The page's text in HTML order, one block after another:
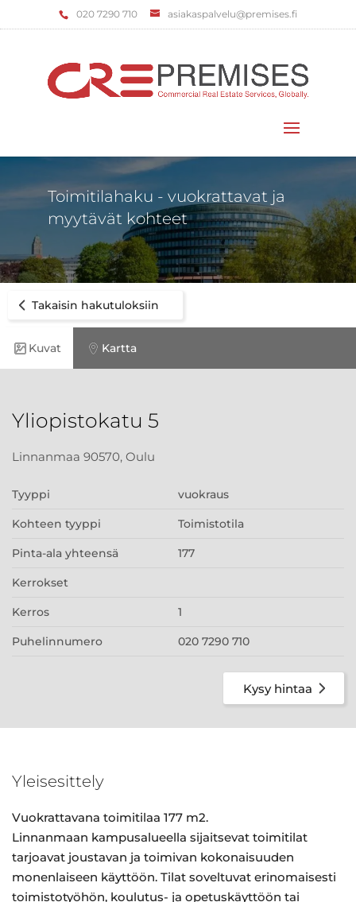
‌020 7290 710 asiakaspalvelu@premises.fi
Toimitilahaku - vuokrattavat ja
myytävät kohteet
Takaisin hakutuloksiin
Kuvat Kartta
Yliopistokatu 5
Linnanmaa 90570, Oulu
Tyyppi vuokraus
Kohteen tyyppi Toimistotila
Pinta-ala yhteensä 177
Kerrokset
Kerros 1
Puhelinnumero 020 7290 710
Kysy hintaa
Yleisesittely
Vuokrattavana toimitilaa 177 m2.
Linnanmaan kampusalueella sijaitsevat toimitilat
tarjoavat joustavan ja toimivan kokonaisuuden
monenlaiseen käyttöön. Tilat soveltuvat erinomaisesti
toimistotyöhön, koulutus- ja opetuskäyttöön tai